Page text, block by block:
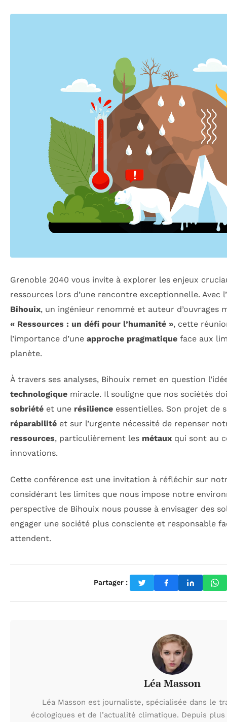
Grenoble 2040 vous invite à explorer les enjeux
ressources lors d’une rencontre exceptionnelle. Avec
Bihouix, un ingénieur renommé et auteur d’ouvrages
« Ressources : un défi pour l’humanité », cette
l’importance d’une approche pragmatique face aux
planète.
À travers ses analyses, Bihouix remet en question
technologique miracle. Il souligne que nos sociétés
sobriété et une résilience essentielles. Son projet de
réparabilité et sur l’urgente nécessité de repenser
ressources, particulièrement les métaux qui sont au
innovations.
Cette conférence est une invitation à réfléchir sur
considérant les limites que nous impose notre
perspective de Bihouix nous pousse à envisager des
engager une société plus consciente et responsable
attendent.
Partager :
Léa Masson
Léa Masson est journaliste, spécialisée dans le
écologiques et de l’actualité climatique. Depuis